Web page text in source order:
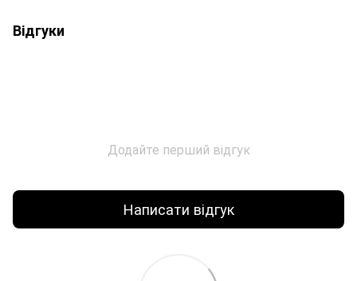
Відгуки
Додайте перший відгук
Написати відгук